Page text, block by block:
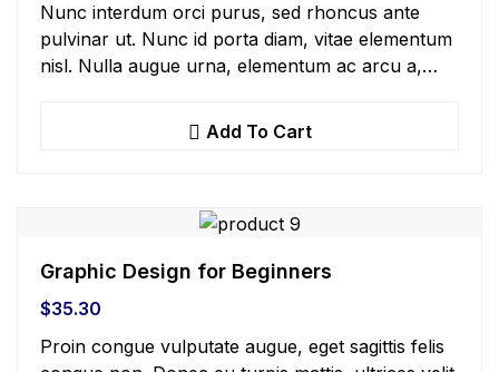
Nunc interdum orci purus, sed rhoncus ante
pulvinar ut. Nunc id porta diam, vitae elementum
nisl. Nulla augue urna, elementum ac arcu a,
Add To Cart
Graphic Design for Beginners
$35.30
Proin congue vulputate augue, eget sagittis felis